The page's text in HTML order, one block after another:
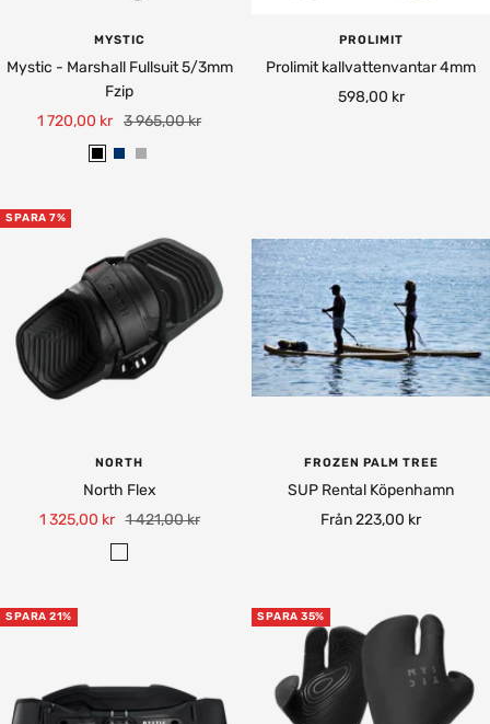
MYSTIC
Mystic - Marshall Fullsuit 5/3mm
Fzip
Rea-
1 720,00 kr Pris
3 965,00 kr
B
k
N
/
R
e
d
L
h
t
G
r
e
y
PROLIMIT
Prolimit kallvattenvantar 4mm
Rea-
598,00 kr
SPARA 7%
NORTH
North Flex
Rea-
1 325,00 kr Pris
1 421,00 kr
S
FROZEN PALM TREE
SUP Rental Köpenhamn
Rea-
Från 223,00 kr
SPARA 21% SPARA 35%